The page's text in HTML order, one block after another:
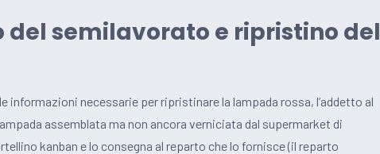
del semilavorato e ripristino del
informazioni necessarie per ripristinare la lampada rossa, l’addetto al
assemblata ma non ancora verniciata dal supermarket di
kanban e lo consegna al reparto che lo fornisce (il reparto